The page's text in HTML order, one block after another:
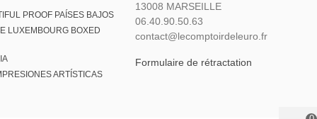
PROOF PAÍSES BAJOS
LUXEMBOURG BOXED
ARTÍSTICAS
13008 MARSEILLE
06.40.90.50.63
contact@lecomptoirdeleuro.fr
Formulaire de rétractation